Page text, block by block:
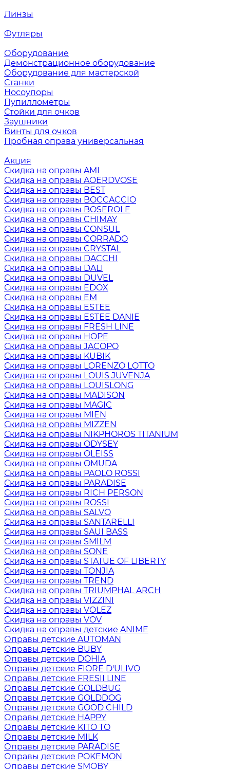
Линзы
Футляры
Оборудование
Демонстрационное оборудование
Оборудование для мастерской
Станки
Носоупоры
Пупиллометры
Стойки для очков
Заушники
Винты для очков
Пробная оправа универсальная
Акция
Скидка на оправы AMI
Скидка на оправы AOERDVOSE
Скидка на оправы BEST
Скидка на оправы BOCCACCIO
Скидка на оправы BOSEROLE
Скидка на оправы CHIMAY
Скидка на оправы CONSUL
Скидка на оправы CORRADO
Скидка на оправы CRYSTAL
Скидка на оправы DACCHI
Скидка на оправы DALI
Скидка на оправы DUVEL
Скидка на оправы EDOX
Скидка на оправы EM
Скидка на оправы ESTEE
Скидка на оправы ESTEE DANIE
Скидка на оправы FRESH LINE
Скидка на оправы HOPE
Скидка на оправы JACOPO
Скидка на оправы KUBIK
Скидка на оправы LORENZO LOTTO
Скидка на оправы LOUIS JUVENJA
Скидка на оправы LOUISLONG
Скидка на оправы MADISON
Скидка на оправы MAGIC
Скидка на оправы MIEN
Скидка на оправы MIZZEN
Скидка на оправы NIKPHOROS TITANIUM
Скидка на оправы ODYSEY
Скидка на оправы OLEISS
Скидка на оправы OMUDA
Скидка на оправы PAOLO ROSSI
Скидка на оправы PARADISE
Скидка на оправы RICH PERSON
Скидка на оправы ROSSI
Скидка на оправы SALVO
Скидка на оправы SANTARELLI
Скидка на оправы SAUI BASS
Скидка на оправы SMILM
Скидка на оправы SONE
Скидка на оправы STATUE OF LIBERTY
Скидка на оправы TONJIA
Скидка на оправы TREND
Скидка на оправы TRIUMPHAL ARCH
Скидка на оправы VIZZINI
Скидка на оправы VOLEZ
Скидка на оправы VOV
Скидка на оправы детские ANIME
Оправы детские AUTOMAN
Оправы детские BUBY
Оправы детские DOHIA
Оправы детские FIORE D'ULIVO
Оправы детские FRESII LINE
Оправы детские GOLDBUG
Оправы детские GOLDDOG
Оправы детские GOOD CHILD
Оправы детские HAPPY
Оправы детские KITO TO
Оправы детские MILK
Оправы детские PARADISE
Оправы детские POKEMON
Оправы детские SMOBY